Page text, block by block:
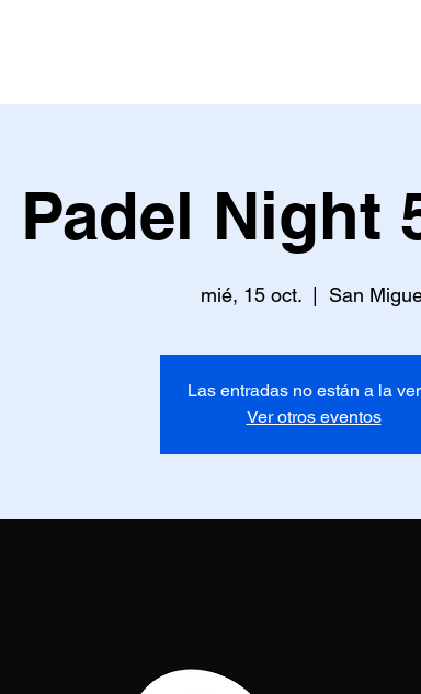
Padel Night
mié, 15 oct.
  |
San
Las entradas no están a la
Ver otros eventos